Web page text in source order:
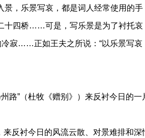
，乐景写哀，都是词人经常使用的手
十四桥……可是，写乐景是为了衬托哀
寂……正如王夫之所说：“以乐景写哀
路”（杜牧《赠别》）来反衬今日的一
反衬今日的风流云散、对景难排和深